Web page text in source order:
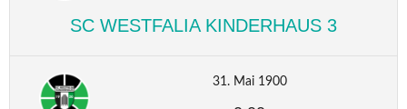
SC WESTFALIA KINDERHAUS 3
31. Mai 1900